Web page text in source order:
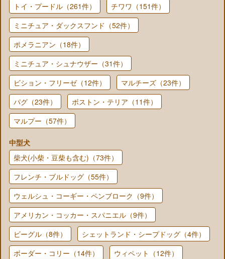
トイ・プードル（261件）
チワワ（151件）
ミニチュア・ダックスフンド（52件）
ポメラニアン（18件）
ミニチュア・シュナウザー（31件）
ビション・フリーゼ（12件）
マルチーズ（23件）
パグ（23件）
ボストン・テリア（11件）
マルプー（57件）
中型犬
柴犬(小柴・豆柴も含む)（73件）
フレンチ・ブルドッグ（55件）
ウェルシュ・コーギー・ペンブローク（9件）
アメリカン・コッカー・スパニエル（9件）
ビーグル（8件）
シェットランド・シープドッグ（4件）
ボーダー・コリー（14件）
ウィペット（12件）